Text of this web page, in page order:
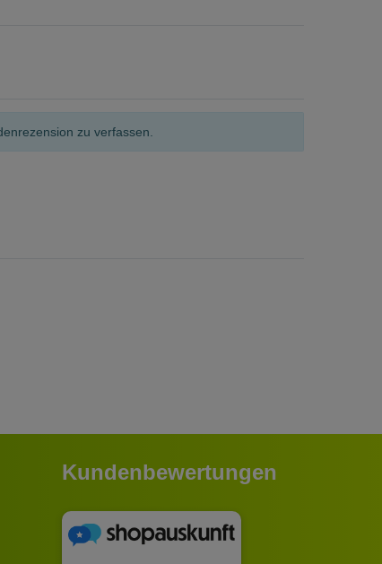
zu verfassen.
Kundenbewertungen